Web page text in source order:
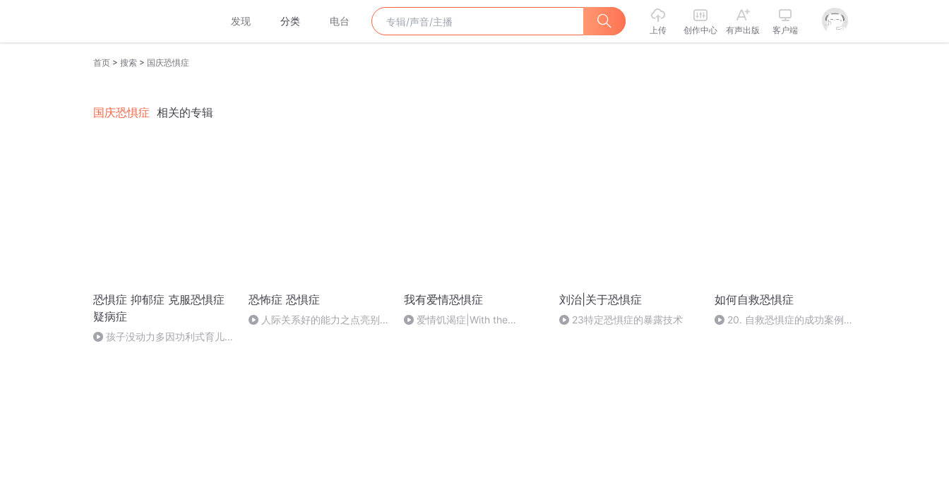
发现 分类 电台
上传 创作中心 有声出版 客户端
首页 > 搜索 > 国庆恐惧症
国庆恐惧症 相关的专辑
恐惧症 抑郁症 克服恐惧症
疑病症
孩子没动力多因功利式育儿，
恐怖症 恐惧症
人际关系好的能力之点亮别
我有爱情恐惧症
爱情饥渴症|With the
刘治|关于恐惧症
23特定恐惧症的暴露技术
如何自救恐惧症
20. 自救恐惧症的成功案例有